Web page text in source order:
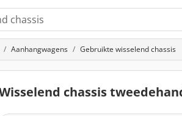
Aanhangwagens Gebruikte wisselend chassis
chassis